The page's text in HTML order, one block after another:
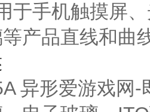
于手机触摸屏
产品直线和曲
异形爱游戏网